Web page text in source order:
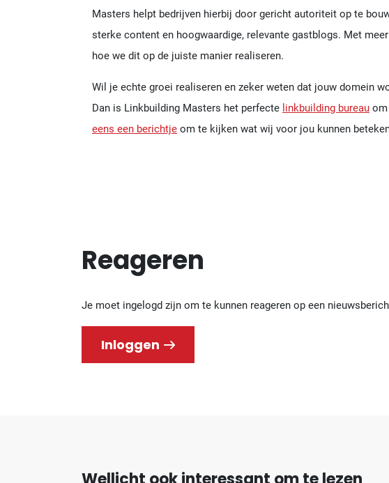
Masters helpt bedrijven hierbij door gericht autoriteit op te
sterke content en hoogwaardige, relevante gastblogs. Met
hoe we dit op de juiste manier realiseren.
Wil je echte groei realiseren en zeker weten dat jouw domein
Dan is Linkbuilding Masters het perfecte linkbuilding bureau
eens een berichtje om te kijken wat wij voor jou kunnen
Reageren
Je moet ingelogd zijn om te kunnen reageren op een
Inloggen